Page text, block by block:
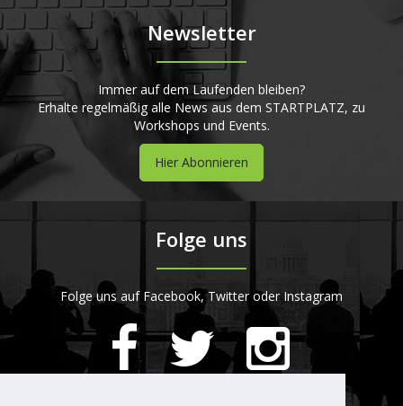
Newsletter
Immer auf dem Laufenden bleiben?
Erhalte regelmäßig alle News aus dem STARTPLATZ, zu
Workshops und Events.
Hier Abonnieren
Folge uns
Folge uns auf Facebook, Twitter oder Instagram